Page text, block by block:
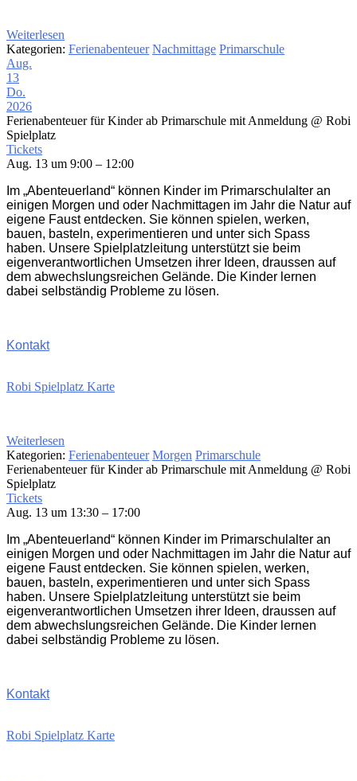
Weiterlesen
Kategorien: Ferienabenteuer Nachmittage Primarschule
Aug.
13
Do.
2026
Ferienabenteuer für Kinder ab Primarschule mit Anmeldung @ Robi
Spielplatz
Tickets
Aug. 13 um 9:00 – 12:00
Im „Abenteuerland“ können Kinder im Primarschulalter an
einigen Morgen und oder Nachmittagen im Jahr die Natur auf
eigene Faust entdecken. Sie können spielen, werken,
bauen, basteln, experimentieren und unter sich Spass
haben. Unsere Spielplatzleitung unterstützt sie beim
eigenverantwortlichen Umsetzen ihrer Ideen, draussen auf
dem abwechslungsreichen Gelände. Die Kinder lernen
dabei selbständig Probleme zu lösen.
Kontakt
Robi Spielplatz Karte
Weiterlesen
Kategorien: Ferienabenteuer Morgen Primarschule
Ferienabenteuer für Kinder ab Primarschule mit Anmeldung @ Robi
Spielplatz
Tickets
Aug. 13 um 13:30 – 17:00
Im „Abenteuerland“ können Kinder im Primarschulalter an
einigen Morgen und oder Nachmittagen im Jahr die Natur auf
eigene Faust entdecken. Sie können spielen, werken,
bauen, basteln, experimentieren und unter sich Spass
haben. Unsere Spielplatzleitung unterstützt sie beim
eigenverantwortlichen Umsetzen ihrer Ideen, draussen auf
dem abwechslungsreichen Gelände. Die Kinder lernen
dabei selbständig Probleme zu lösen.
Kontakt
Robi Spielplatz Karte